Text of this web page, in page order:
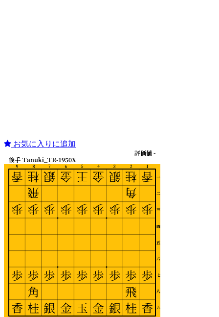
お気に入りに追加
1
2
3
4
5
6
7
8
9
一
二
三
四
五
六
七
八
九
後手 Tanuki_TR-1950X
評価値 -
香
歩
歩
香
桂
角
歩
歩
飛
桂
銀
歩
歩
銀
金
歩
歩
金
王
歩
歩
玉
金
歩
歩
金
銀
歩
歩
銀
桂
飛
歩
歩
角
桂
香
歩
歩
香